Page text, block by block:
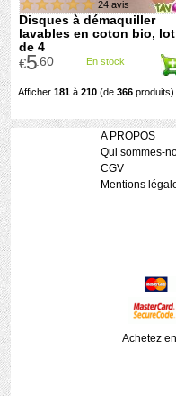
Disques à démaquiller
lavables en coton bio, lot
de 4
€5.60 En stock
24 avis
Afficher 181 à 210 (de 366 produits)
A PROPOS
Qui sommes-
CGV
Mentions
Achetez